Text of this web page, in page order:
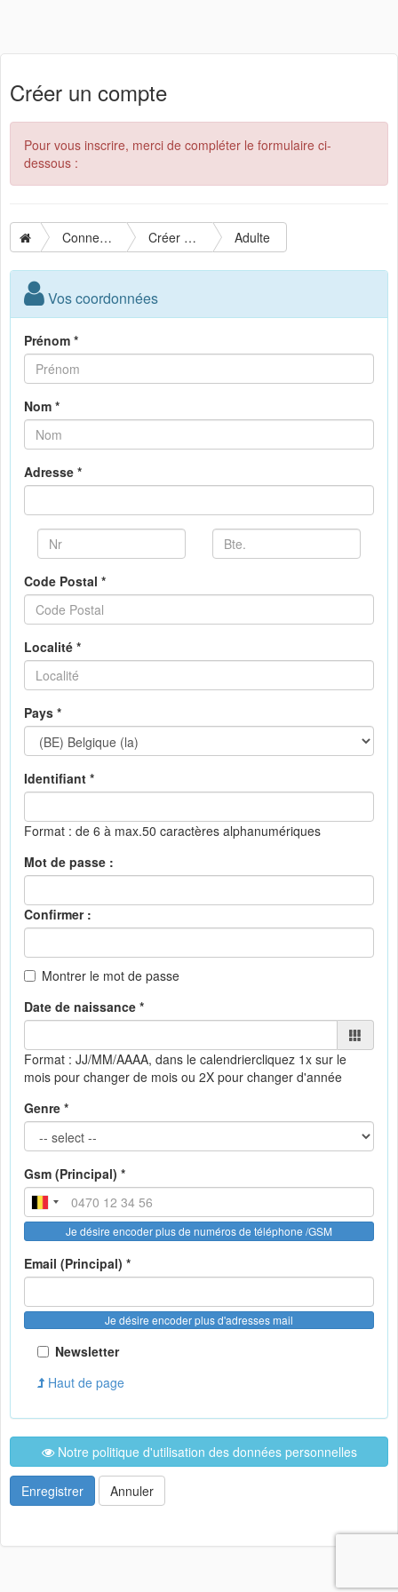
Créer un compte
Pour vous inscrire, merci de compléter le formulaire ci-
dessous :
Connexion Créer un compte Adulte
Vos coordonnées
Prénom *
Nom *
Adresse *
Code Postal *
Localité *
Pays *
Identifiant *
Format : de 6 à max.50 caractères alphanumériques
Mot de passe :
Confirmer :
Montrer le mot de passe
Date de naissance *
Format : JJ/MM/AAAA, dans le calendriercliquez 1x sur le
mois pour changer de mois ou 2X pour changer d'année
Genre *
Gsm (Principal) *
Je désire encoder plus de numéros de téléphone /GSM
Email (Principal) *
Je désire encoder plus d'adresses mail
Newsletter
Haut de page
Notre politique d'utilisation des données personnelles
Enregistrer Annuler